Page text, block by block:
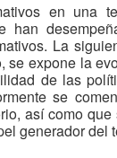
en una
La
expone la
de las
se
así como
generador del